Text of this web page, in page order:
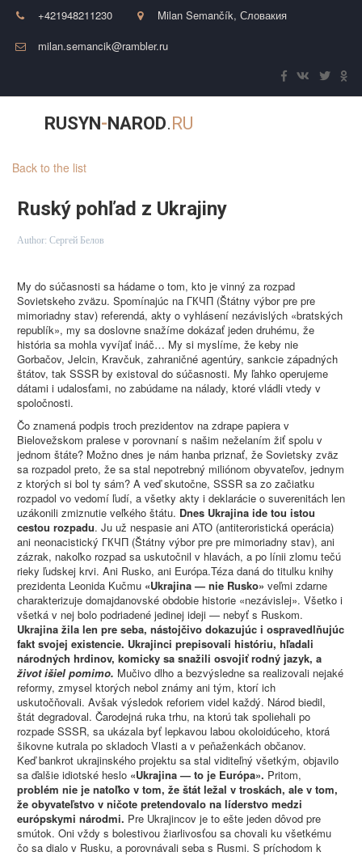
+421948211230 Milan Semančík, Словакия
milan.semancik@rambler.ru
RUSYN-NAROD.RU
Back to the list
Ruský pohľad z Ukrajiny
Author: Сергей Белов
My do súčasnosti sa hádame o tom, kto je vinný za rozpad
Sovietskeho zväzu. Spomínajúc na ГКЧП (Štátny výbor pre pre
mimoriadny stav) referendá, akty o vyhlásení nezávislých «bratských
republík», my sa doslovne snažíme dokázať jeden druhému, že
história sa mohla vyvíjať ináč… My si myslíme, že keby nie
Gorbačov, Jelcin, Kravčuk, zahraničné agentúry, sankcie západných
štátov, tak SSSR by existoval do súčasnosti. My ľahko operujeme
dátami i udalosťami, no zabúdame na nálady, ktoré vládli vtedy v
spoločnosti.
Čo znamená podpis troch prezidentov na zdrape papiera v
Bielovežskom pralese v porovnaní s našim neželaním žiť spolu v
jednom štáte? Možno dnes je nám hanba priznať, že Sovietsky zväz
sa rozpadol preto, že sa stal nepotrebný miliónom obyvateľov, jednym
z ktorých si bol ty sám? A veď skutočne, SSSR sa zo začiatku
rozpadol vo vedomí ľudí, a všetky akty i deklarácie o suverenitách len
uzákonili zmiznutie veľkého štátu. Dnes Ukrajina ide tou istou
cestou rozpadu. Ju už nespasie ani АТО (antiteroristická operácia)
ani neonacistický ГКЧП (Štátny výbor pre pre mimoriadny stav), ani
zázrak, nakoľko rozpad sa uskutočnil v hlavách, a po línii zlomu tečú
rieky ľudskej krvi. Ani Rusko, ani Európa.Téza daná do titulku knihy
prezidenta Leonida Kučmu «Ukrajina — nie Rusko» veľmi zdarne
charakterizuje domajdanovské obdobie historie «nezávislej». Všetko i
všetká v nej bolo podriadené jedinej ideji — nebyť s Ruskom.
Ukrajina žila len pre seba, nástojčivo dokazujúc i ospravedlňujúc
fakt svojej existencie. Ukrajinci prepisovali históriu, hľadali
národných hrdinov, komicky sa snažili osvojiť rodný jazyk, a
život išiel pomimo. Mučivo dlho a bezvýsledne sa realizovali nejaké
reformy, zmysel ktorých nebol známy ani tým, ktorí ich
uskutočňovali. Avšak výsledok reforiem videl každý. Národ biedil,
štát degradoval. Čarodejná ruka trhu, na ktorú tak spoliehali po
rozpade SSSR, sa ukázala byť lepkavou labou okoloidúceho, ktorá
šikovne kutrala po skladoch Vlasti a v peňaženkách občanov.
Keď bankrot ukrajinského projektu sa stal viditeľný všetkým, objavilo
sa ďalšie idiotské heslo «Ukrajina — to je Európa». Pritom,
problém nie je natoľko v tom, že štát ležal v troskách, ale v tom,
že obyvateľstvo v ničote pretendovalo na líderstvo medzi
európskymi národmi. Pre Ukrajincov je to ešte jeden dôvod pre
smútok. Oni vždy s bolestivou žiarlivosťou sa chovali ku všetkému
čo sa dialo v Rusku, a porovnávali seba s Rusmi. S príchodom k